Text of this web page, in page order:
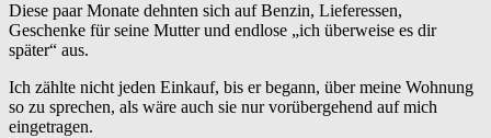
Diese paar Monate dehnten sich auf Benzin, Lieferessen,
Geschenke für seine Mutter und endlose „ich überweise es dir
später“ aus.
Ich zählte nicht jeden Einkauf, bis er begann, über meine Wohnung
so zu sprechen, als wäre auch sie nur vorübergehend auf mich
eingetragen.